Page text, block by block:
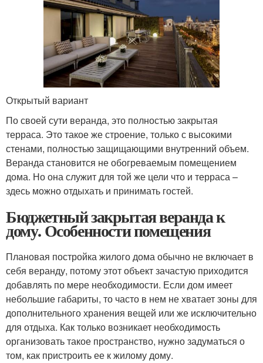
Открытый вариант
По своей сути веранда, это полностью закрытая
терраса. Это такое же строение, только с высокими
стенами, полностью защищающими внутренний объем.
Веранда становится не обогреваемым помещением
дома. Но она служит для той же цели что и терраса –
здесь можно отдыхать и принимать гостей.
Бюджетный закрытая веранда к
дому. Особенности помещения
Плановая постройка жилого дома обычно не включает в
себя веранду, потому этот объект зачастую приходится
добавлять по мере необходимости. Если дом имеет
небольшие габариты, то часто в нем не хватает зоны для
дополнительного хранения вещей или же исключительно
для отдыха. Как только возникает необходимость
организовать такое пространство, нужно задуматься о
том, как пристроить ее к жилому дому.